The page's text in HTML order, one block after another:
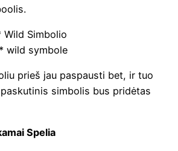
Wild Simbolio
wild symbole
prieš jau paspausti bet, ir tuo
simbolis bus pridėtas
Spelia